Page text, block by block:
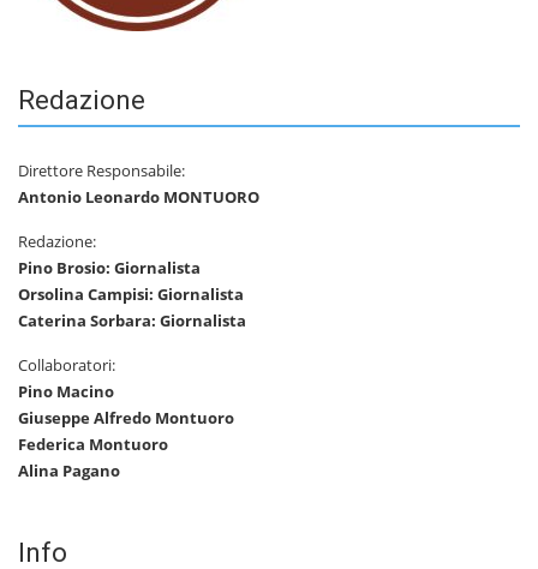
Redazione
Direttore Responsabile:
Antonio Leonardo MONTUORO
Redazione:
Pino Brosio: Giornalista
Orsolina Campisi: Giornalista
Caterina Sorbara: Giornalista
Collaboratori:
Pino Macino
Giuseppe Alfredo Montuoro
Federica Montuoro
Alina Pagano
Info